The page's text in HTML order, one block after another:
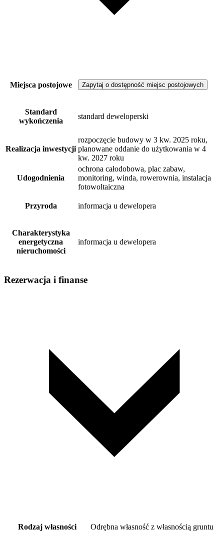
Miejsca postojowe Zapytaj o dostępność miejsc postojowych
Standard
wykończenia
standard deweloperski
Realizacja inwestycji
rozpoczęcie budowy w 3 kw. 2025 roku,
planowane oddanie do użytkowania w 4
kw. 2027 roku
Udogodnienia
ochrona całodobowa, plac zabaw,
monitoring, winda, rowerownia, instalacja
fotowoltaiczna
Przyroda informacja u dewelopera
Charakterystyka
energetyczna
nieruchomości
informacja u dewelopera
Rezerwacja i finanse
Rodzaj własności Odrębna własność z własnością gruntu